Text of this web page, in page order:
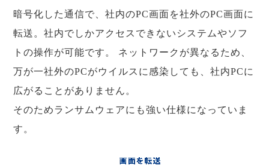
暗号化した通信で、社内のPC画面を社外のPC画面に
転送。社内でしかアクセスできないシステムやソフ
トの操作が可能です。
ネットワークが異なるため、
万が一社外のPCがウイルスに感染しても、社内PCに
広がることがありません。
そのためランサムウェアにも強い仕様になっていま
す。